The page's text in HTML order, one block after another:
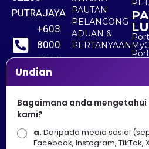
PUTRAJAYA
+603
8000
8000
+603
8891
7100
PAUTAN
PELANCONG
ADUAN &
PERTANYAAN
Undian
Bagaimana anda
kami?
a.Daripada media sosial
Facebook, Instagram, TikTok,